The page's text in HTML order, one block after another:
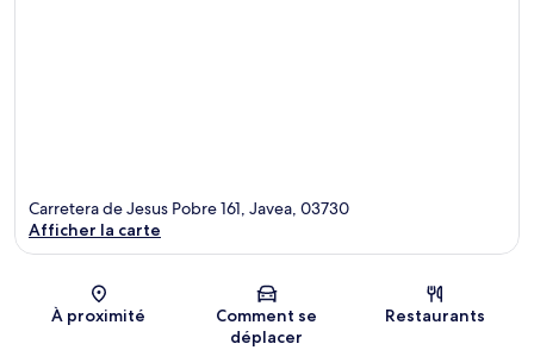
Carte
Carretera de Jesus Pobre 161, Javea, 03730
Afficher la carte
À proximité
Comment se
déplacer
Restaurants